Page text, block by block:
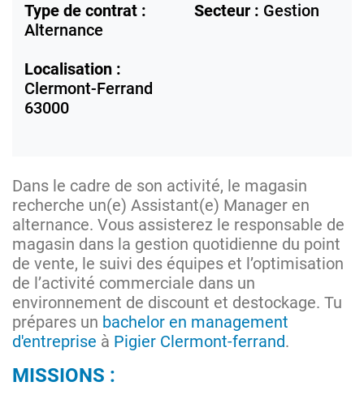
Type de contrat :
Alternance
Secteur : Gestion
Localisation :
Clermont-Ferrand
63000
Dans le cadre de son activité, le magasin
recherche un(e) Assistant(e) Manager en
alternance. Vous assisterez le responsable de
magasin dans la gestion quotidienne du point
de vente, le suivi des équipes et l’optimisation
de l’activité commerciale dans un
environnement de discount et destockage. Tu
prépares un bachelor en management
d'entreprise à Pigier Clermont-ferrand.
MISSIONS :